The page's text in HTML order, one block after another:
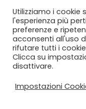
Utilizziamo i cookie
l'esperienza più
preferenze e
acconsenti all'uso
rifutare tutti i
Clicca su
disattivare.
Impostazioni
Ci trovi alla Marina nel Cuore